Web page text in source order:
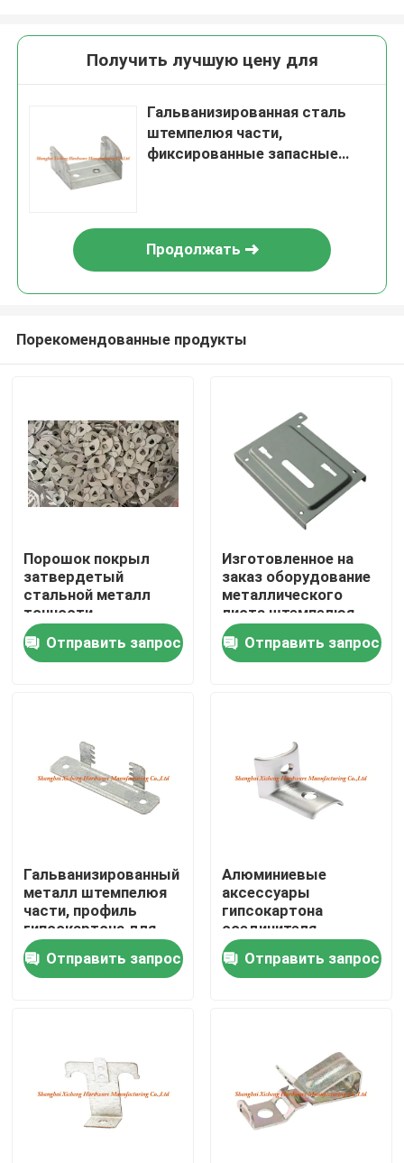
Дом
О нас
Путешествие фабрики
Проверка качества
Свяжитесь мы
Спросите цитату
Стальная панель доступа
Получить лучшую цену для
Гальванизированная сталь
штемпелюя части,
фиксированные запасные
Продолжать
Порекомендованные продукты
Порошок покрыл
затвердетый
стальной металл
точности
штемпелюя толщину
частей 1.0mm
Отправить запрос
Изготовленное на
заказ оборудование
металлического
листа штемпелюя
части для
автомобильного
Отправить запрос
Гальванизированный
металл штемпелюя
части, профиль
гипсокартона для
конструкции
Отправить запрос
Алюминиевые
аксессуары
гипсокартона
соединителя
потолка плакировкой
«л» «м» родия
Отправить запрос